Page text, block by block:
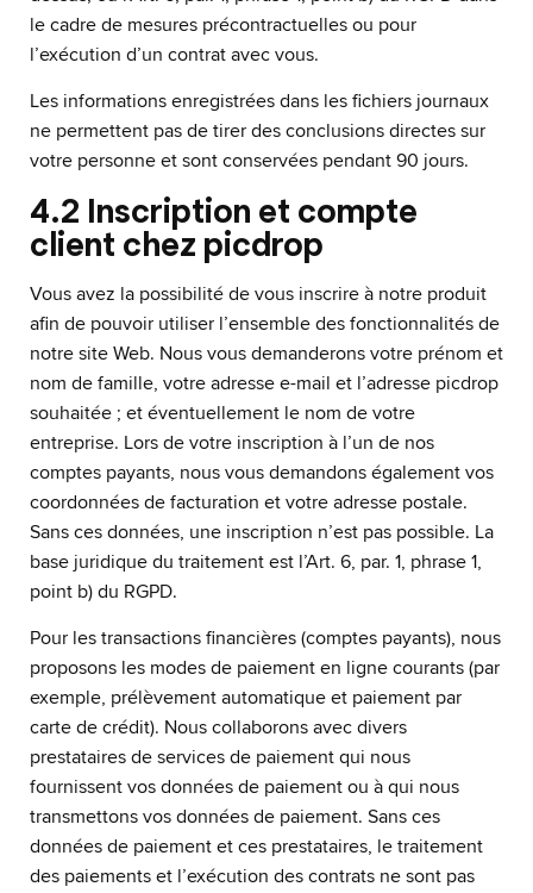
le cadre de mesures précontractuelles ou pour
l’exécution d’un contrat avec vous.
Les informations enregistrées dans les fichiers journaux
ne permettent pas de tirer des conclusions directes sur
votre personne et sont conservées pendant 90 jours.
4.2 Inscription et compte
client chez picdrop
Vous avez la possibilité de vous inscrire à notre produit
afin de pouvoir utiliser l’ensemble des fonctionnalités de
notre site Web. Nous vous demanderons votre prénom et
nom de famille, votre adresse e-mail et l’adresse picdrop
souhaitée ; et éventuellement le nom de votre
entreprise. Lors de votre inscription à l’un de nos
comptes payants, nous vous demandons également vos
coordonnées de facturation et votre adresse postale.
Sans ces données, une inscription n’est pas possible. La
base juridique du traitement est l’Art. 6, par. 1, phrase 1,
point b) du RGPD.
Pour les transactions financières (comptes payants), nous
proposons les modes de paiement en ligne courants (par
exemple, prélèvement automatique et paiement par
carte de crédit). Nous collaborons avec divers
prestataires de services de paiement qui nous
fournissent vos données de paiement ou à qui nous
transmettons vos données de paiement. Sans ces
données de paiement et ces prestataires, le traitement
des paiements et l’exécution des contrats ne sont pas